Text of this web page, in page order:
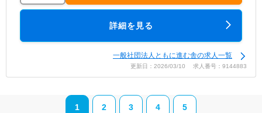
詳細を見る
一般社団法人ともに進む舎の求人一覧
更新日：2026/03/10 求人番号：9144883
1 2 3 4 5